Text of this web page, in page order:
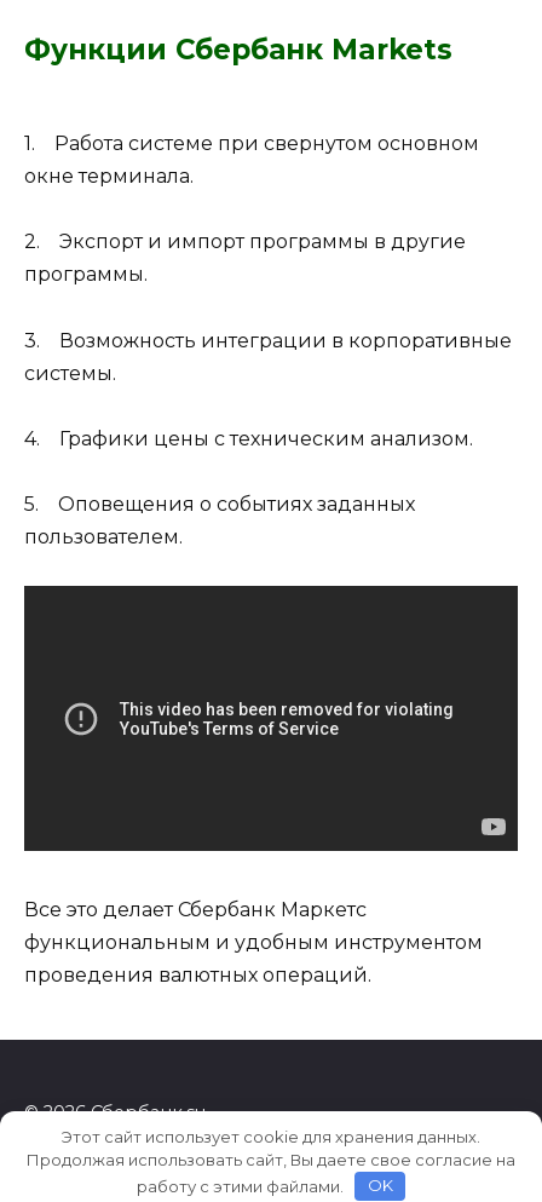
Функции Сбербанк Markets
1. Работа системе при свернутом основном
окне терминала.
2. Экспорт и импорт программы в другие
программы.
3. Возможность интеграции в корпоративные
системы.
4. Графики цены с техническим анализом.
5. Оповещения о событиях заданных
пользователем.
Все это делает Сбербанк Маркетс
функциональным и удобным инструментом
проведения валютных операций.
© 2026 Сбербанк.su
Этот сайт использует cookie для хранения данных.
Продолжая использовать сайт, Вы даете свое согласие на
работу с этими файлами.
OK